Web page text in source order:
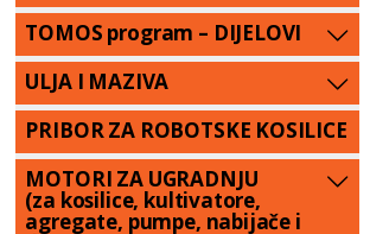
TOMOS program – DIJELOVI
ULJA I MAZIVA
PRIBOR ZA ROBOTSKE KOSILICE
MOTORI ZA UGRADNJU
(za kosilice, kultivatore,
agregate, pumpe, nabijače i